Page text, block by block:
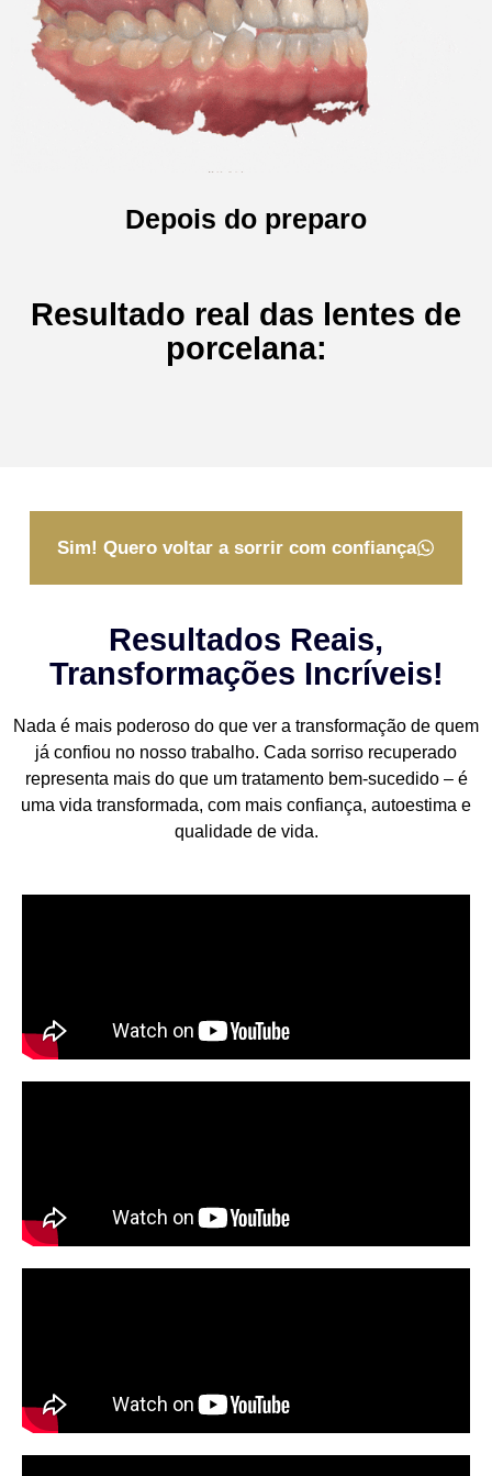
Depois do preparo
Resultado real das lentes de
porcelana:
Sim! Quero voltar a sorrir com confiança
Resultados Reais,
Transformações Incríveis!
Nada é mais poderoso do que ver a transformação de quem
já confiou no nosso trabalho. Cada sorriso recuperado
representa mais do que um tratamento bem-sucedido – é
uma vida transformada, com mais confiança, autoestima e
qualidade de vida.